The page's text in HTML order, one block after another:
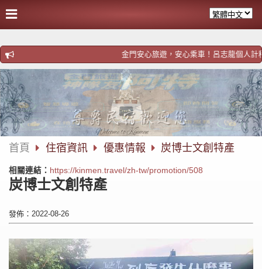
金門安心旅遊，安心乘車！呂志龍個人計
首頁 住宿資訊 優惠情報 炭博士文創特產
相關連結： https://kinmen.travel/zh-tw/promotion/508
炭博士文創特產
發佈：2022-08-26